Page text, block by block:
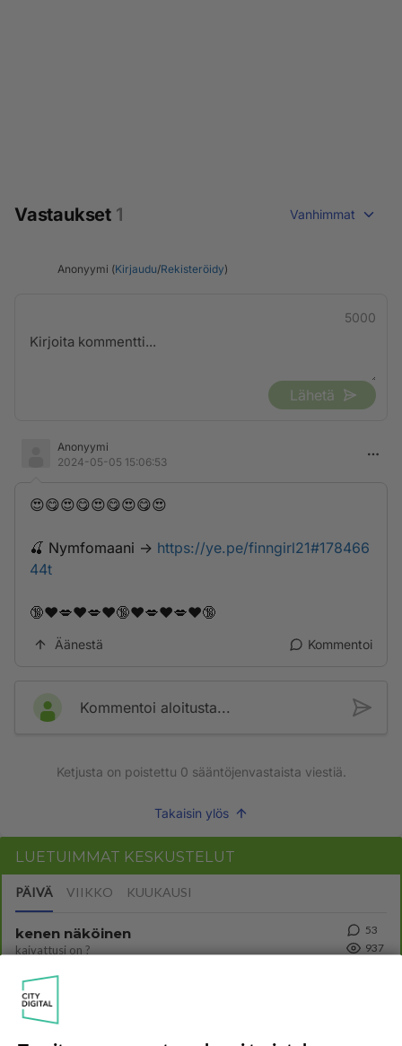
Vastaukset 1 Vanhimmat
Anonyymi (Kirjaudu/Rekisteröidy)
5000
Lähetä
Anonyymi
2024-05-05 15:06:53
😍😋😍😋😍😋😍😋😍
🍒 ­­N­y­­m­­f­­o­m­­­a­a­­n­i -> https://ye.pe/finngirl21#178466
44t
🔞❤️💋❤️💋❤️🔞❤️💋❤️💋❤️🔞
Äänestä Kommentoi
Kommentoi aloitusta...
Ketjusta on poistettu 0 sääntöjenvastaista viestiä.
Takaisin ylös
LUETUIMMAT KESKUSTELUT
PÄIVÄ VIIKKO KUUKAUSI
kenen näköinen
kaivattusi on ?
53
937
Muistatko Mikkelin panttivankidraaman?
07.08.2026 07:39
Maailman menoa